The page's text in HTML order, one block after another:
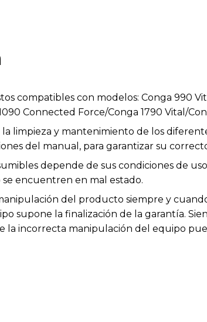
compatibles con modelos: Conga 990
Connected Force/Conga 1790 Vital/
limpieza y mantenimiento de los
del manual, para garantizar su
depende de sus condiciones de
encuentren en mal estado.
del producto siempre y
supone la finalización de la garantía.
la incorrecta manipulación del equipo